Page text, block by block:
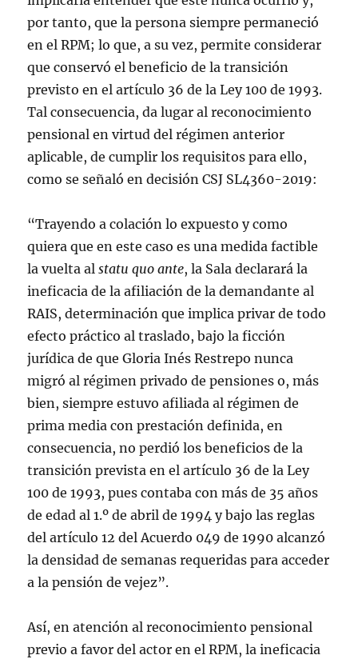
por tanto, que la persona siempre permaneció
en el RPM; lo que, a su vez, permite considerar
que conservó el beneficio de la transición
previsto en el artículo 36 de la Ley 100 de 1993.
Tal consecuencia, da lugar al reconocimiento
pensional en virtud del régimen anterior
aplicable, de cumplir los requisitos para ello,
como se señaló en decisión CSJ SL4360-2019:
“Trayendo a colación lo expuesto y como
quiera que en este caso es una medida factible
la vuelta alstatu quo ante, la Sala declarará la
ineficacia de la afiliación de la demandante al
RAIS, determinación que implica privar de todo
efecto práctico al traslado, bajo la ficción
jurídica de que Gloria Inés Restrepo nunca
migró al régimen privado de pensiones o, más
bien, siempre estuvo afiliada al régimen de
prima media con prestación definida, en
consecuencia, no perdió los beneficios de la
transición prevista en el artículo 36 de la Ley
100 de 1993, pues contaba con más de 35 años
de edad al 1.º de abril de 1994 y bajo las reglas
del artículo 12 del Acuerdo 049 de 1990 alcanzó
la densidad de semanas requeridas para acceder
a la pensión de vejez”.
Así, en atención al reconocimiento pensional
previo a favor del actor en el RPM, la ineficacia